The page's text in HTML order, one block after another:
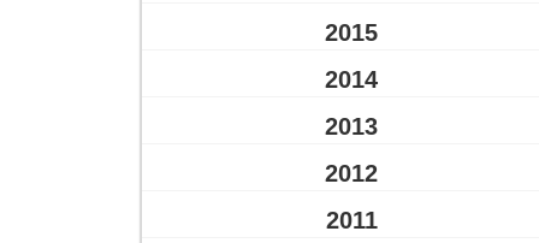
2015
2014
2013
2012
2011